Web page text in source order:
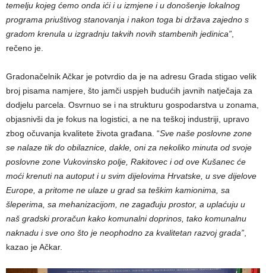
temelju kojeg ćemo onda ići i u izmjene i u donošenje lokalnog
programa priuštivog stanovanja i nakon toga bi država zajedno s
gradom krenula u izgradnju takvih novih stambenih jedinica”,
rečeno je.
​Gradonačelnik Ačkar je potvrdio da je na adresu Grada stigao velik
broj pisama namjere, što jamči uspjeh budućih javnih natječaja za
dodjelu parcela. Osvrnuo se i na strukturu gospodarstva u zonama,
objasnivši da je fokus na logistici, a ne na teškoj industriji, upravo
zbog očuvanja kvalitete života građana. “Sve naše poslovne zone
se nalaze tik do obilaznice, dakle, oni za nekoliko minuta od svoje
poslovne zone Vukovinsko polje, Rakitovec i od ove Kušanec će
moći krenuti na autoput i u svim dijelovima Hrvatske, u sve dijelove
Europe, a pritome ne ulaze u grad sa teškim kamionima, sa
šleperima, sa mehanizacijom, ne zagađuju prostor, a uplaćuju u
naš gradski proračun kako komunalni doprinos, tako komunalnu
naknadu i sve ono što je neophodno za kvalitetan razvoj grada”,
kazao je Ačkar.